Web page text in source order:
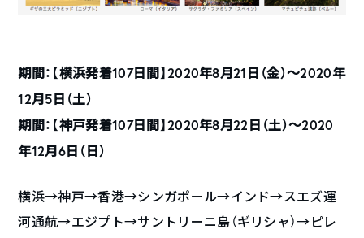
期間：【横浜発着107日間】2020年8月21日（金）〜2020年
12月5日（土）
期間：【神戸発着107日間】2020年8月22日（土）〜2020
年12月6日（日）
横浜→神戸→香港→シンガポール→インド→スエズ運
河通航→エジプト→サントリーニ島（ギリシャ）→ピレ